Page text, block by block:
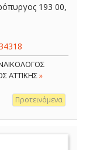
193 00,
ΑΤΤΙΚΗΣ»
Προτεινόμενα